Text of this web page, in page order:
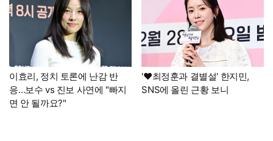
이효리, 정치 토론에 난감 반
응…보수 vs 진보 사연에 "빠지
면 안 될까요?"
'♥최정훈과 결별설' 한지민,
SNS에 올린 근황 보니